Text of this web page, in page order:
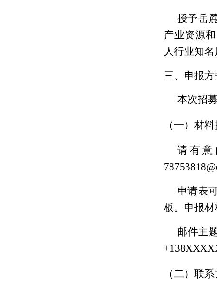
授予岳
产业资源
人行业知
三、申报方
本次招
（一）材
请有
申请表
板。申报
邮件主
（二）联